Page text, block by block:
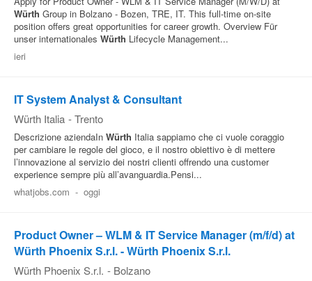
Würth Group in Bolzano - Bozen, TRE, IT. This full‑time on‑site
position offers great opportunities for career growth. Overview Für
unser internationales Würth Lifecycle Management...
ieri
IT System Analyst & Consultant
Würth Italia - Trento
Descrizione aziendaIn Würth Italia sappiamo che ci vuole coraggio
per cambiare le regole del gioco, e il nostro obiettivo è di mettere
l’innovazione al servizio dei nostri clienti offrendo una customer
experience sempre più all’avanguardia.Pensi...
whatjobs.com - oggi
Product Owner – WLM & IT Service Manager (m/f/d) at
Würth Phoenix S.r.l. - Würth Phoenix S.r.l.
Würth Phoenix S.r.l. - Bolzano